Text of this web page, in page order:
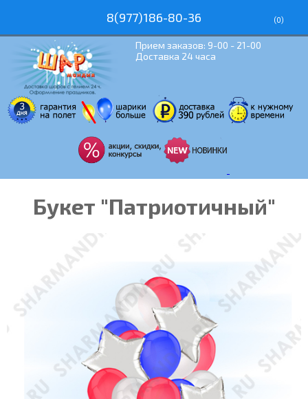
8(977)186-80-36 (0)
Прием заказов: 9-00 - 21-00
Доставка 24 часа
Букет "Патриотичный"